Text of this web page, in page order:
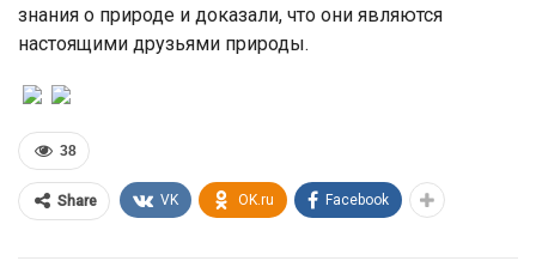
знания о природе и доказали, что они являются
настоящими друзьями природы.
38
Share VK OK.ru Facebook